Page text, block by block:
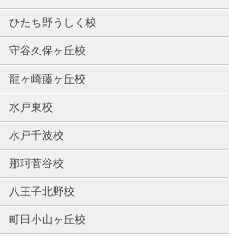
ひたち野うしく校
守谷久保ヶ丘校
龍ヶ崎藤ヶ丘校
水戸東校
水戸千波校
那珂菅谷校
八王子北野校
町田小山ヶ丘校